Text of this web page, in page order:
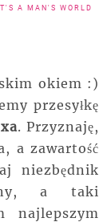
A MAN'S WORLD
okiem :)
przesyłkę
. Przyznaję,
a zawartość
niezbędnik
a taki
najlepszym